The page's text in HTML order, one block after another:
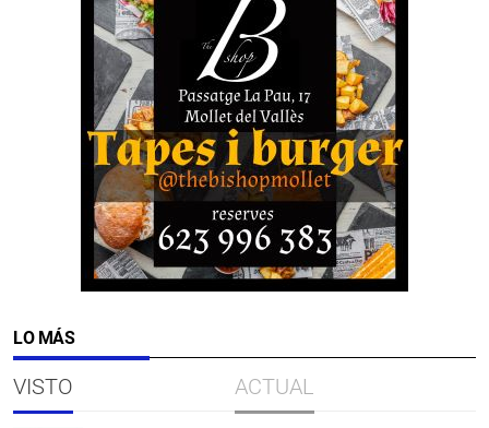
LO MÁS
VISTO ACTUAL